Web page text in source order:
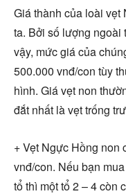
Giá thành của loài
ta. Bởi số lượng ngoài
vậy, mức giá của
500.000 vnđ/con tùy
hình. Giá vẹt non
đắt nhất là vẹt trống
+ Vẹt Ngực Hồng non
vnđ/con. Nếu bạn
tổ thì một tổ 2 – 4 còn